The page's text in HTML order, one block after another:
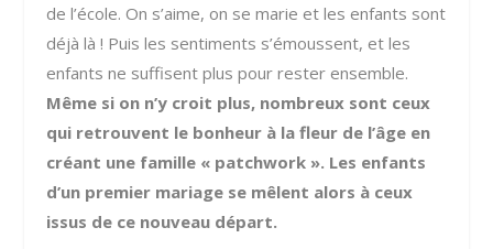
de l’école. On s’aime, on se marie et les enfants sont
déjà là ! Puis les sentiments s’émoussent, et les
enfants ne suffisent plus pour rester ensemble.
Même si on n’y croit plus, nombreux sont ceux
qui retrouvent le bonheur à la fleur de l’âge en
créant une famille « patchwork ». Les enfants
d’un premier mariage se mêlent alors à ceux
issus de ce nouveau départ.